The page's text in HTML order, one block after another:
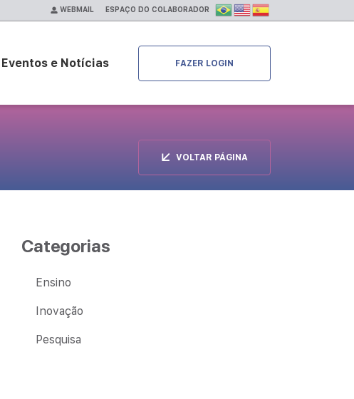
WEBMAIL ESPAÇO DO COLABORADOR
Eventos e Notícias FAZER LOGIN
VOLTAR PÁGINA
Categorias
Ensino
Inovação
Pesquisa